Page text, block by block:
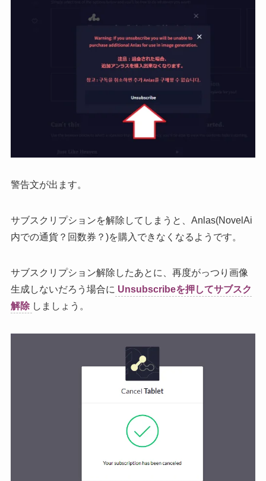
警告文が出ます。
サブスクリプションを解除してしまうと、Anlas(NovelAi
内での通貨？回数券？)を購入できなくなるようです。
サブスクリプション解除したあとに、再度がっつり画像
生成しないだろう場合に Unsubscribeを押してサブスク
解除 しましょう。